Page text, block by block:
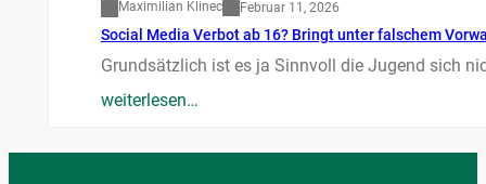
Maximilian Klinec Februar 11, 2026
Social Media Verbot ab 16? Bringt unter falschem
Grundsätzlich ist es ja Sinnvoll die Jugend sich
weiterlesen…